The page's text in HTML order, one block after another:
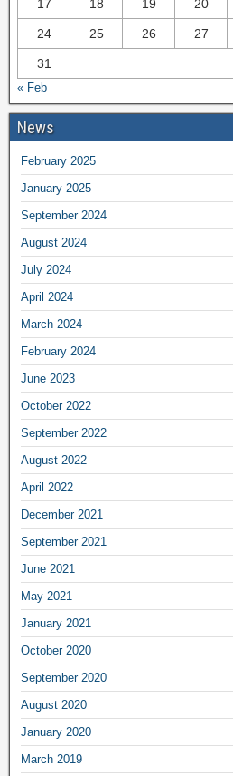
17 18 19 20
24 25 26 27
31
« Feb
News
February 2025
January 2025
September 2024
August 2024
July 2024
April 2024
March 2024
February 2024
June 2023
October 2022
September 2022
August 2022
April 2022
December 2021
September 2021
June 2021
May 2021
January 2021
October 2020
September 2020
August 2020
January 2020
March 2019